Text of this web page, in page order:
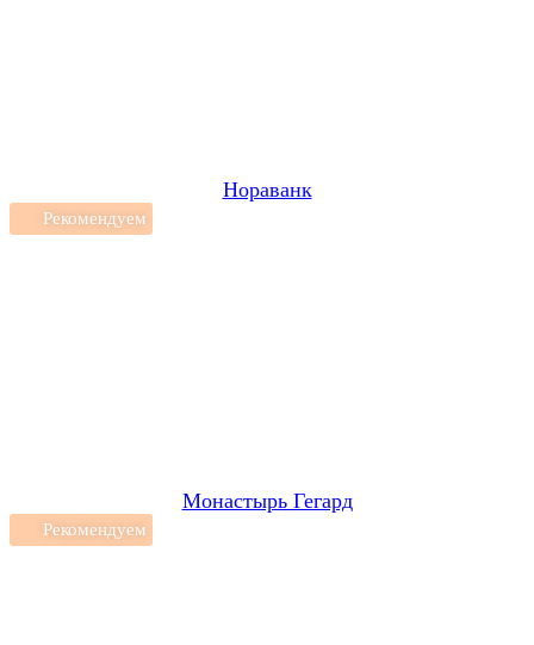
Нораванк
Рекомендуем
Монастырь Гегард
Рекомендуем